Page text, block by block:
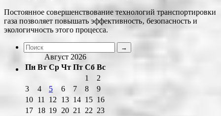
Постоянное совершенствование технологий транспортировки
газа позволяет повышать эффективность‚ безопасность и
экологичность этого процесса.
Август 2026
Пн Вт Ср Чт Пт Сб Вс
1
2
3
4 5 6 7 8
9
10 11 12 13 14 15 16
17 18 19 20 21 22 23